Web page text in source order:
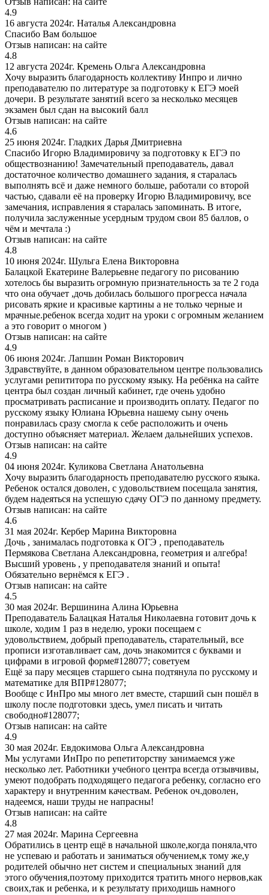
4.9
16 августа 2024г. Наталья Александровна
Спасибо Вам большое
Отзыв написан: на сайте
4.8
12 августа 2024г. Кремень Ольга Александровна
Хочу выразить благодарность коллективу Инпро и лично
преподавателю по литературе за подготовку к ЕГЭ моей
дочери. В результате занятий всего за несколько месяцев
экзамен был сдан на высокий балл
Отзыв написан: на сайте
4.6
25 июня 2024г. Гладких Дарья Дмитриевна
Спасибо Игорю Владимировичу за подготовку к ЕГЭ по
обществознанию! Замечательный преподаватель, давал
достаточное количество домашнего задания, я старалась
выполнять всё и даже немного больше, работали со второй
частью, сдавали её на проверку Игорю Владимировичу, все
замечания, исправления я старалась запоминать. В итоге,
получила заслуженные усердным трудом свои 85 баллов, о
чём и мечтала :)
Отзыв написан: на сайте
4.8
10 июня 2024г. Шульга Елена Викторовна
Балацкой Екатерине Валерьевне педагогу по рисованию
хотелось бы выразить огромную признательность за те 2 года
что она обучает ,дочь добилась большого прогресса начала
рисовать яркие и красивые картины а не только черные и
мрачные.ребенок всегда ходит на уроки с огромным желанием
а это говорит о многом )
Отзыв написан: на сайте
4.9
06 июня 2024г. Лапшин Роман Викторович
Здравствуйте, в данном образовательном центре пользовались
услугами репититора по русскому языку. На ребёнка на сайте
центра был создан личный кабинет, где очень удобно
просматривать расписание и производить оплату. Педагог по
русскому языку Юлиана Юрьевна нашему сыну очень
понравилась сразу смогла к себе расположить и очень
доступно объясняет материал. Желаем дальнейших успехов.
Отзыв написан: на сайте
4.9
04 июня 2024г. Куликова Светлана Анатольевна
Хочу выразить благодарность преподавателю русского языка.
Ребенок остался доволен, с удовольствием посещала занятия,
будем надеяться на успешую сдачу ОГЭ по данному предмету.
Отзыв написан: на сайте
4.6
31 мая 2024г. Кербер Марина Викторовна
Дочь , занималась подготовка к ОГЭ , преподаватель
Пермякова Светлана Александровна, геометрия и алгебра!
Высший уровень , у преподавателя знаний и опыта!
Обязательно вернёмся к ЕГЭ .
Отзыв написан: на сайте
4.5
30 мая 2024г. Вершинина Алина Юрьевна
Преподаватель Балацкая Наталья Николаевна готовит дочь к
школе, ходим 1 раз в неделю, уроки посещаем с
удовольствием, добрый преподаватель, старательный, все
прописи изготавливает сам, дочь знакомится с буквами и
цифрами в игровой форме#128077; советуем
Ещё за пару месяцев старшего сына подтянула по русскому и
математике для ВПР#128077;
Вообще с ИнПро мы много лет вместе, старший сын пошёл в
школу после подготовки здесь, умел писать и читать
свободно#128077;
Отзыв написан: на сайте
4.9
30 мая 2024г. Евдокимова Ольга Александровна
Мы услугами ИнПро по репетиторству занимаемся уже
несколько лет. Работники учебного центра всегда отзывчивы,
умеют подобрать подходящего педагога ребенку, согласно его
характеру и внутренним качествам. Ребенок оч.доволен,
надеемся, наши труды не напрасны!
Отзыв написан: на сайте
4.8
27 мая 2024г. Марина Сергеевна
Обратились в центр ещё в начальной школе,когда поняла,что
не успеваю и работать и заниматься обучением,к тому же,у
родителей обычно нет систем и специальных знаний для
этого обучения,поэтому приходится тратить много нервов,как
своих,так и ребенка, и к результату приходишь намного